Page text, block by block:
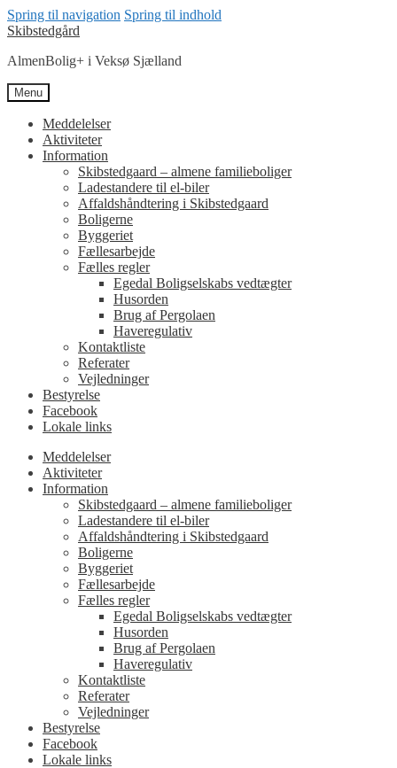
Spring til navigation Spring til indhold
Skibstedgård
AlmenBolig+ i Veksø Sjælland
Menu
Meddelelser
Aktiviteter
Information
Skibstedgaard – almene familieboliger
Ladestandere til el-biler
Affaldshåndtering i Skibstedgaard
Boligerne
Byggeriet
Fællesarbejde
Fælles regler
Egedal Boligselskabs vedtægter
Husorden
Brug af Pergolaen
Haveregulativ
Kontaktliste
Referater
Vejledninger
Bestyrelse
Facebook
Lokale links
Meddelelser
Aktiviteter
Information
Skibstedgaard – almene familieboliger
Ladestandere til el-biler
Affaldshåndtering i Skibstedgaard
Boligerne
Byggeriet
Fællesarbejde
Fælles regler
Egedal Boligselskabs vedtægter
Husorden
Brug af Pergolaen
Haveregulativ
Kontaktliste
Referater
Vejledninger
Bestyrelse
Facebook
Lokale links